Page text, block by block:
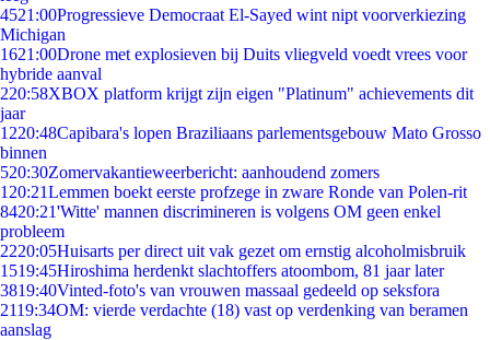
4521:00Progressieve Democraat El-Sayed wint nipt voorverkiezing
Michigan
1621:00Drone met explosieven bij Duits vliegveld voedt vrees voor
hybride aanval
220:58XBOX platform krijgt zijn eigen "Platinum" achievements dit
jaar
1220:48Capibara's lopen Braziliaans parlementsgebouw Mato Grosso
binnen
520:30Zomervakantieweerbericht: aanhoudend zomers
1 20:21Lemmen boekt eerste profzege in zware Ronde van Polen-rit
8420:21'Witte' mannen discrimineren is volgens OM geen enkel
probleem
2220:05Huisarts per direct uit vak gezet om ernstig alcoholmisbruik
1519:45Hiroshima herdenkt slachtoffers atoombom, 81 jaar later
3819:40Vinted-foto's van vrouwen massaal gedeeld op seksfora
2119:34OM: vierde verdachte (18) vast op verdenking van beramen
aanslag